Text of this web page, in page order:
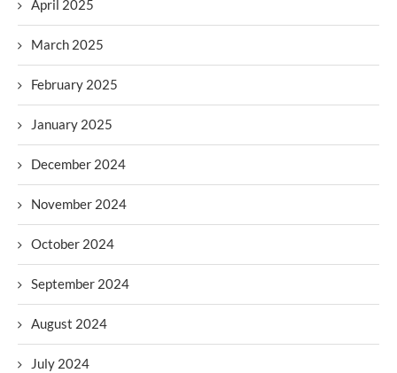
April 2025
March 2025
February 2025
January 2025
December 2024
November 2024
October 2024
September 2024
August 2024
July 2024